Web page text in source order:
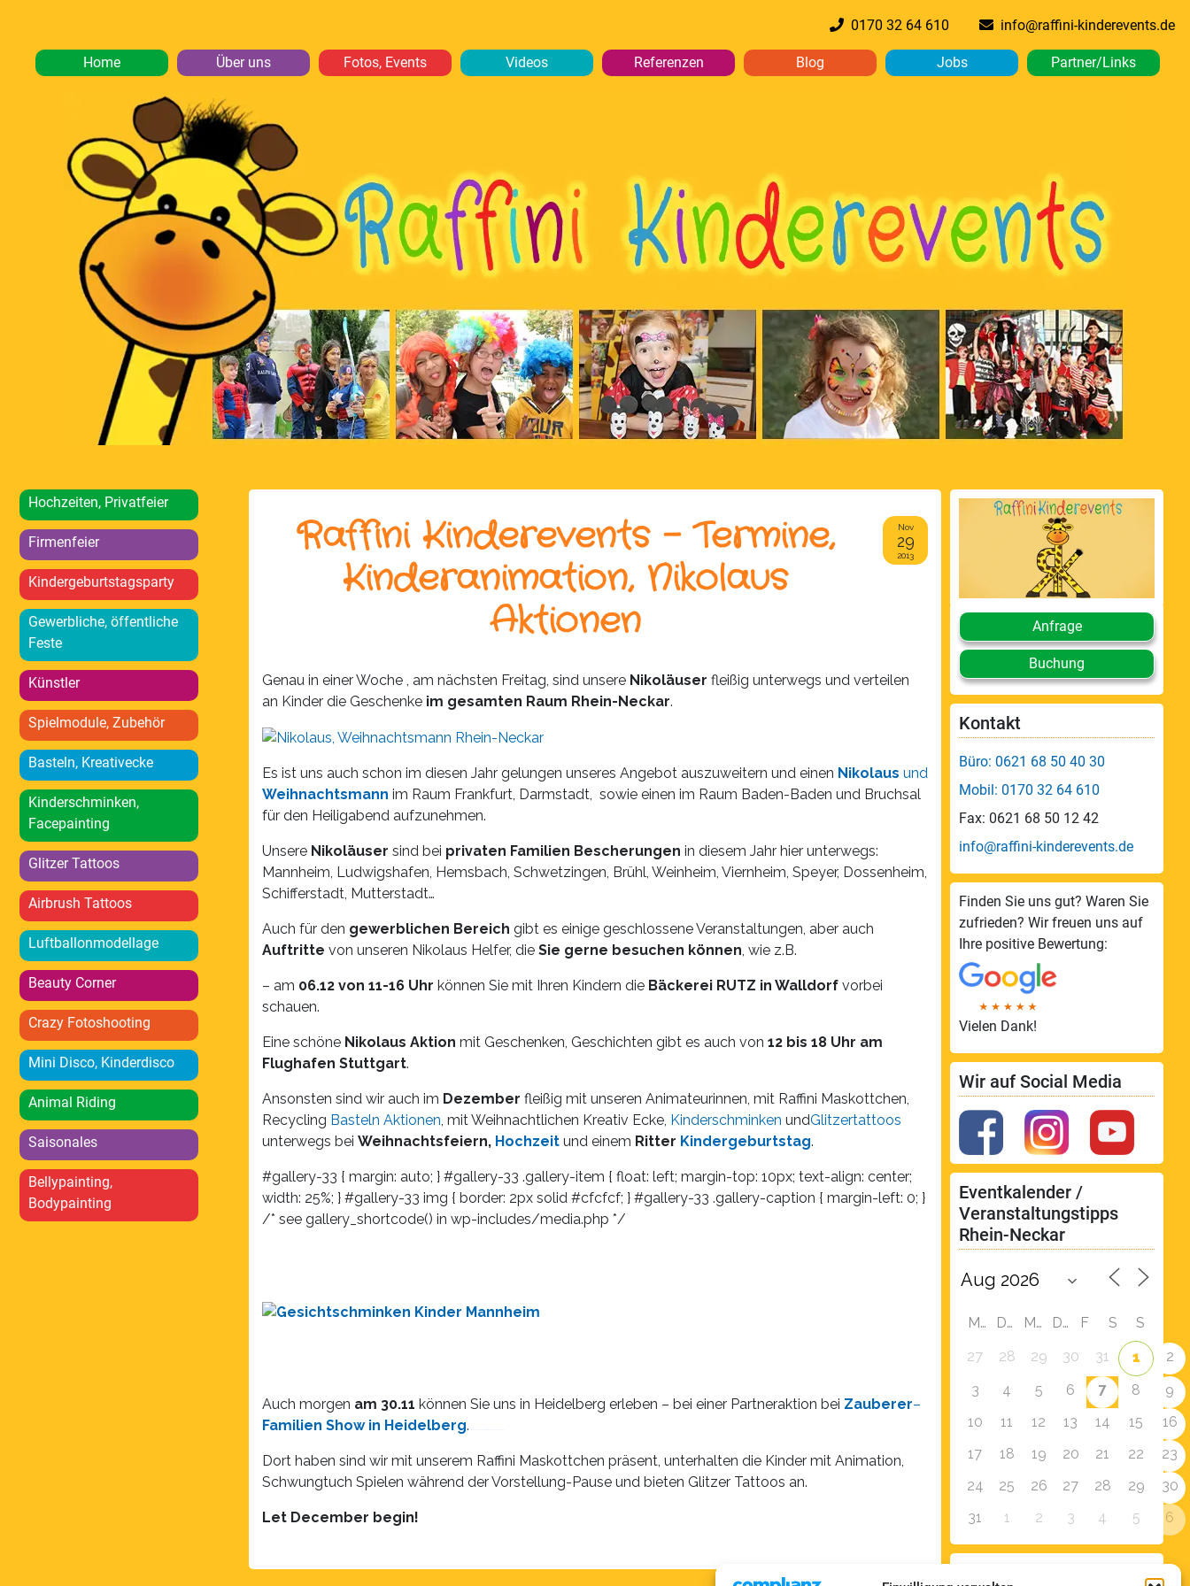
0170 32 64 610 info@raffini-kinderevents.de
Home Über uns Fotos, Events Videos Referenzen Blog Jobs Partner/Links
Hochzeiten, Privatfeier
Firmenfeier
Kindergeburtstagsparty
Gewerbliche, öffentliche
Feste
Künstler
Spielmodule, Zubehör
Basteln, Kreativecke
Kinderschminken,
Facepainting
Glitzer Tattoos
Airbrush Tattoos
Luftballonmodellage
Beauty Corner
Crazy Fotoshooting
Mini Disco, Kinderdisco
Animal Riding
Saisonales
Bellypainting,
Bodypainting
Raffini Kinderevents – Termine,
Kinderanimation, Nikolaus
Aktionen
Nov
29
2013
Genau in einer Woche , am nächsten Freitag, sind unsere Nikoläuser fleißig unterwegs und verteilen
an Kinder die Geschenkeim gesamten Raum Rhein-Neckar.
Es ist uns auch schon im diesen Jahr gelungen unseres Angebot auszuweitern und einen Nikolaus und
Weihnachtsmann im Raum Frankfurt, Darmstadt, sowie einen im Raum Baden-Baden und Bruchsal
für den Heiligabend aufzunehmen.
Unsere Nikoläuser sind bei privaten Familien Bescherungen in diesem Jahr hier unterwegs:
Mannheim, Ludwigshafen, Hemsbach, Schwetzingen, Brühl, Weinheim, Viernheim, Speyer, Dossenheim,
Schifferstadt, Mutterstadt…
Auch für den gewerblichen Bereich gibt es einige geschlossene Veranstaltungen, aber auch
Auftritte von unseren Nikolaus Helfer, die Sie gerne besuchen können, wie z.B.
– am 06.12 von 11-16 Uhr können Sie mit Ihren Kindern die Bäckerei RUTZ in Walldorfvorbei
schauen.
Eine schöne Nikolaus Aktion mit Geschenken, Geschichten gibt es auch von 12 bis 18 Uhr am
Flughafen Stuttgart.
Ansonsten sind wir auch im Dezember fleißig mit unseren Animateurinnen, mit Raffini Maskottchen,
Recycling Basteln Aktionen, mit Weihnachtlichen Kreativ Ecke, Kinderschminken undGlitzertattoos
unterwegs bei Weihnachtsfeiern, Hochzeitund einem Ritter Kindergeburtstag.
#gallery-33 { margin: auto; } #gallery-33 .gallery-item { float: left; margin-top: 10px; text-align: center;
width: 25%; } #gallery-33 img { border: 2px solid #cfcfcf; } #gallery-33 .gallery-caption { margin-left: 0; }
/* see gallery_shortcode() in wp-includes/media.php */
Auch morgen am 30.11 können Sie uns in Heidelberg erleben – bei einer Partneraktion bei Zauberer–
Familien Show in Heidelberg.
Dort haben sind wir mit unserem Raffini Maskottchen präsent, unterhalten die Kinder mit Animation,
Schwungtuch Spielen während der Vorstellung-Pause und bieten Glitzer Tattoos an.
Let December begin!
Anfrage
Buchung
Kontakt
Büro: 0621 68 50 40 30
Mobil: 0170 32 64 610
Fax: 0621 68 50 12 42
info@raffini-kinderevents.de
Finden Sie uns gut? Waren Sie
zufrieden? Wir freuen uns auf
Ihre positive Bewertung:
Vielen Dank!
Wir auf Social Media
Eventkalender /
Veranstaltungstipps
Rhein-Neckar
M D M D F S
S
27
28 29 30 31 1
2
3
4 5 6 7 8
9
10
11 12 13 14 15
16
17
18 19 20 21 22
23
24
25 26 27 28 29
30
31
1 2 3 4 5 6